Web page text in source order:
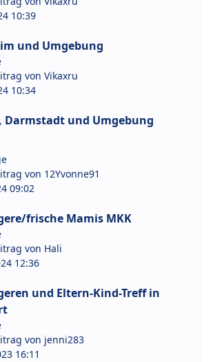
10:39
und Umgebung
von Vikaxru
10:34
Darmstadt und Umgebung
von 12Yvonne91
09:02
frische Mamis MKK
von Hali
12:36
und Eltern-Kind-Treff in
von jenni283
16:11